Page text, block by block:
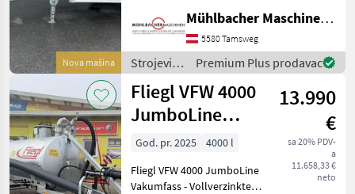
Nova mašina
Druckluftbremse mit ALB -
Stahlausführung verzinkt -
Blindflansch 8"
Mühlbacher Maschinen GmbH
5580 Tamsweg
Strojevi
za
đubrenje,
gnojenje i
navodnjavanje
/ Fliegl
Premium Plus prodavac
Fliegl VFW 4000
JumboLine
Vakumfass
13.990
€
sa 20% PDV-
a
11.658,33 €
neto
God. pr. 2025
4000 l
Fliegl VFW 4000 JumboLine
Vakumfass - Vollverzinkter